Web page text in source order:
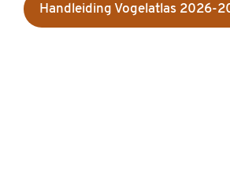
Handleiding Vogelatlas 2026-